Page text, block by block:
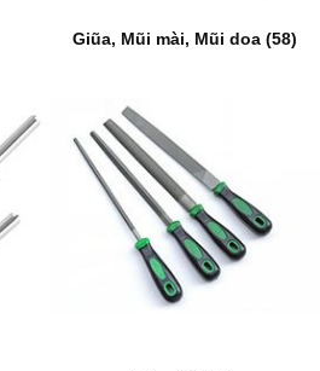
Giũa, Mũi mài, Mũi doa (58)